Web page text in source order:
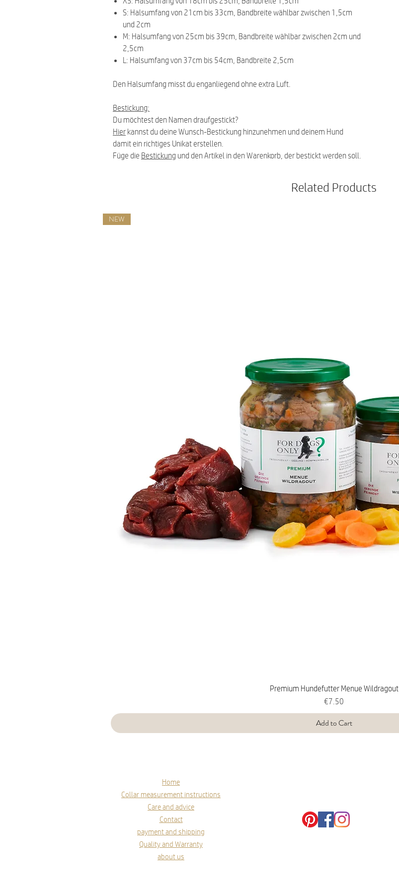
S: Halsumfang von 21cm bis 33cm, Bandbreite wählbar zwischen 1,5cm
und 2cm
M: Halsumfang von 25cm bis 39cm, Bandbreite wählbar zwischen 2cm und
2,5cm
L: Halsumfang von 37cm bis 54cm, Bandbreite 2,5cm
Den Halsumfang misst du enganliegend ohne extra Luft.
Bestickung:
Du möchtest den Namen draufgestickt?
Hier kannst du deine Wunsch-Bestickung hinzunehmen und deinem Hund
damit ein richtiges Unikat erstellen.
Füge die Bestickung und den Artikel in den Warenkorb, der bestickt werden soll.
Related Products
NEW
Premium Hundefutter Menue Wildragout
Price
€7.50
Add to Cart
Home
Collar measurement instructions
Care and advice
Contact
payment and shipping
Quality and Warranty
about us